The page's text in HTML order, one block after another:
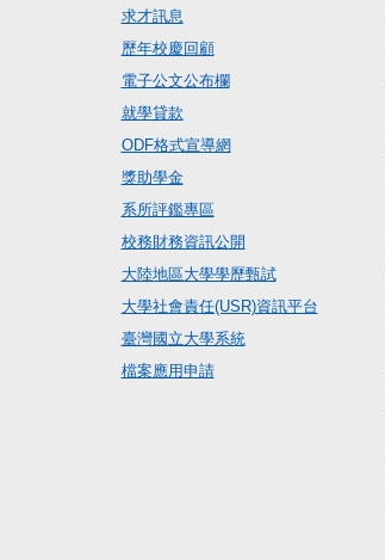
求才訊息
歷年校慶回顧
電子公文公布欄
就學貸款
ODF格式宣導網
獎助學金
系所評鑑專區
校務財務資訊公開
大陸地區大學學歷甄試
大學社會責任(USR)資訊平台
臺灣國立大學系統
檔案應用申請